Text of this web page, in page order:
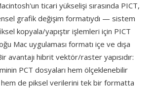
ticari yükselişi sırasında PICT,
grafik değişim formatıydı — sistem
kopyala/yapıştır işlemleri için PICT
Mac uygulaması formatı içe ve dışa
avantajı hibrit vektör/raster yapısıdır:
PCT dosyaları hem ölçeklenebilir
hem de piksel verilerini tek bir formatta